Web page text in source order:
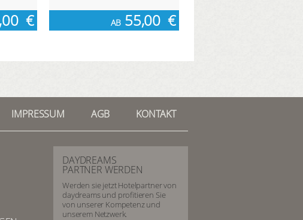
€ AB 55,00 €
IMPRESSUM AGB KONTAKT
DAYDREAMS
PARTNER WERDEN
Werden sie jetzt Hotelpartner von
daydreams und profitieren Sie
von unserer Kompetenz und
unserem Netzwerk.